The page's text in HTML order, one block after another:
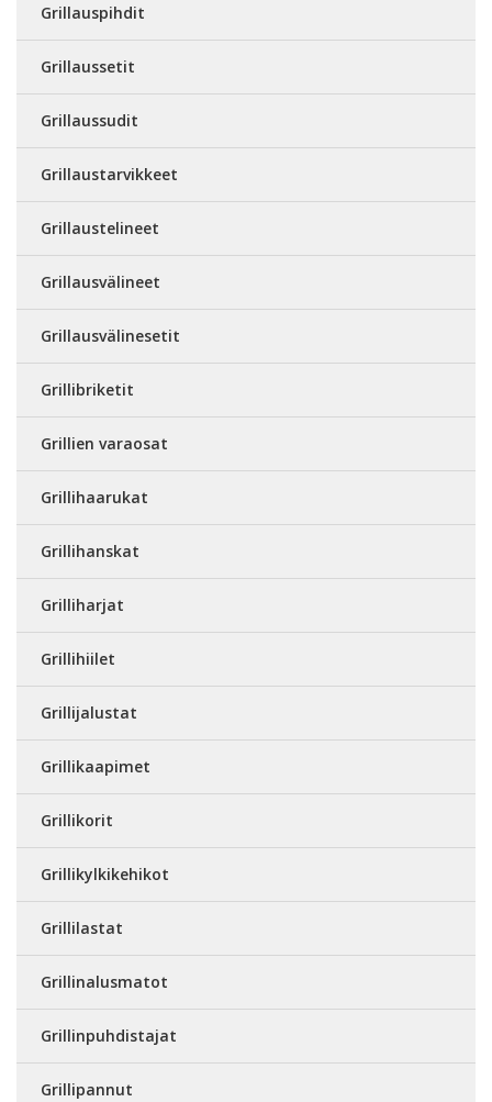
Grillauspihdit
Grillaussetit
Grillaussudit
Grillaustarvikkeet
Grillaustelineet
Grillausvälineet
Grillausvälinesetit
Grillibriketit
Grillien varaosat
Grillihaarukat
Grillihanskat
Grilliharjat
Grillihiilet
Grillijalustat
Grillikaapimet
Grillikorit
Grillikylkikehikot
Grillilastat
Grillinalusmatot
Grillinpuhdistajat
Grillipannut